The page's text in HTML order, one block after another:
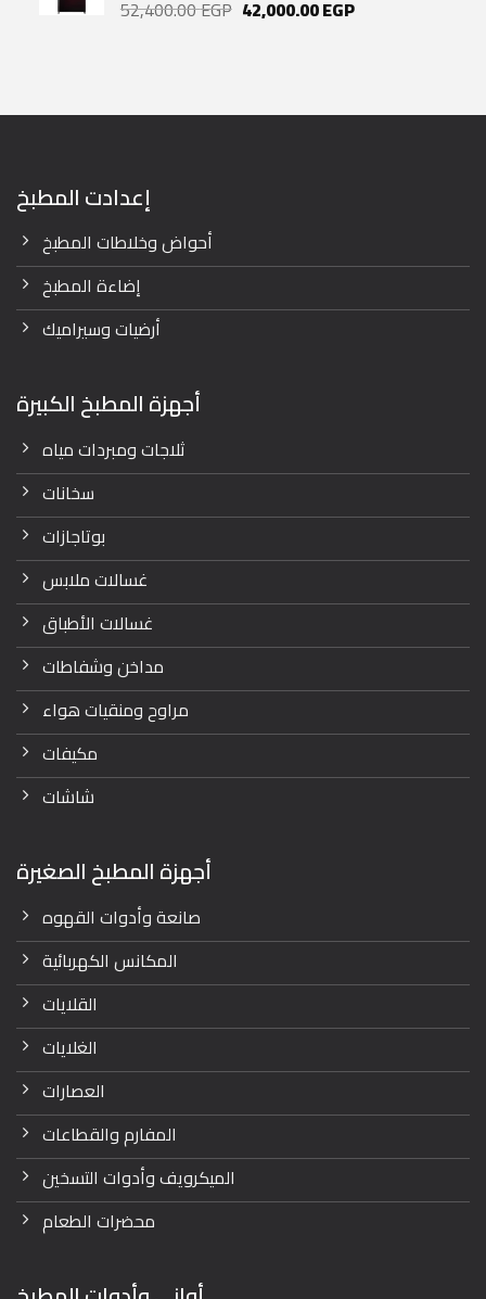
52,400.00EGP Original
42,000.00EGPCurrent
إعدادت المطبخ
أحواض وخلاطات المطبخ
إضاءة المطبخ
أرضيات وسيراميك
أجهزة المطبخ الكبيرة
ثلاجات ومبردات مياه
سخانات
بوتاجازات
غسالات ملابس
غسالات الأطباق
مداخن وشفاطات
مراوح ومنقيات هواء
مكيفات
شاشات
أجهزة المطبخ الصغيرة
صانعة وأدوات القهوه
المكانس الكهربائية
القلايات
الغلايات
العصارات
المفارم والقطاعات
الميكرويف وأدوات التسخين
محضرات الطعام